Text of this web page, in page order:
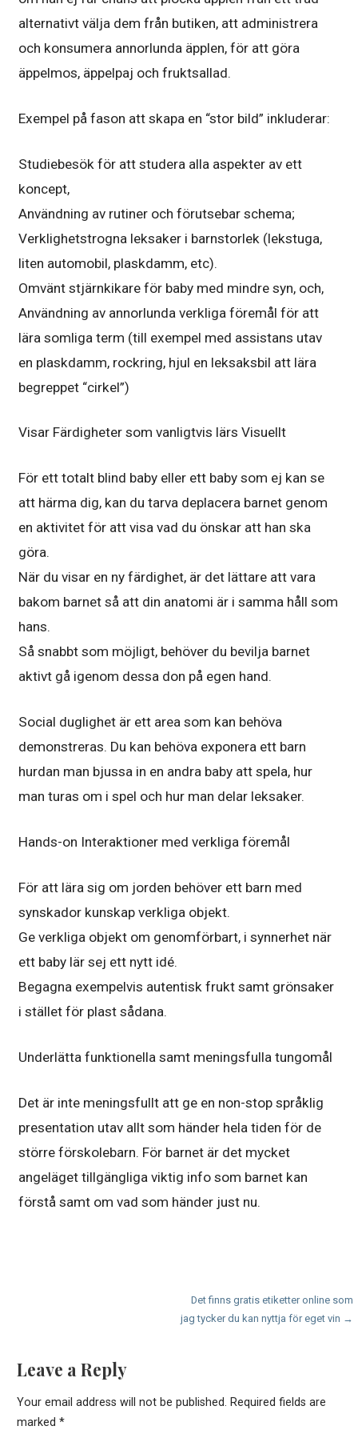
alternativt välja dem från butiken, att administrera
och konsumera annorlunda äpplen, för att göra
äppelmos, äppelpaj och fruktsallad.
Exempel på fason att skapa en “stor bild” inkluderar:
Studiebesök för att studera alla aspekter av ett
koncept,
Användning av rutiner och förutsebar schema;
Verklighetstrogna leksaker i barnstorlek (lekstuga,
liten automobil, plaskdamm, etc).
Omvänt stjärnkikare för baby med mindre syn, och,
Användning av annorlunda verkliga föremål för att
lära somliga term (till exempel med assistans utav
en plaskdamm, rockring, hjul en leksaksbil att lära
begreppet “cirkel”)
Visar Färdigheter som vanligtvis lärs Visuellt
För ett totalt blind baby eller ett baby som ej kan se
att härma dig, kan du tarva deplacera barnet genom
en aktivitet för att visa vad du önskar att han ska
göra.
När du visar en ny färdighet, är det lättare att vara
bakom barnet så att din anatomi är i samma håll som
hans.
Så snabbt som möjligt, behöver du bevilja barnet
aktivt gå igenom dessa don på egen hand.
Social duglighet är ett area som kan behöva
demonstreras. Du kan behöva exponera ett barn
hurdan man bjussa in en andra baby att spela, hur
man turas om i spel och hur man delar leksaker.
Hands-on Interaktioner med verkliga föremål
För att lära sig om jorden behöver ett barn med
synskador kunskap verkliga objekt.
Ge verkliga objekt om genomförbart, i synnerhet när
ett baby lär sej ett nytt idé.
Begagna exempelvis autentisk frukt samt grönsaker
i stället för plast sådana.
Underlätta funktionella samt meningsfulla tungomål
Det är inte meningsfullt att ge en non-stop språklig
presentation utav allt som händer hela tiden för de
större förskolebarn. För barnet är det mycket
angeläget tillgängliga viktig info som barnet kan
förstå samt om vad som händer just nu.
n
Det finns gratis etiketter online som
jag tycker du kan nyttja för eget vin →
Leave a Reply
Your email address will not be published. Required fields are
marked *